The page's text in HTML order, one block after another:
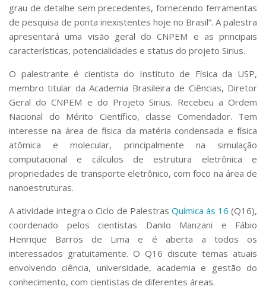
Jornal da USP
Agenda de Eventos
Defesa de Teses
grau de detalhe sem precedentes, fornecendo ferramentas
de pesquisa de ponta inexistentes hoje no Brasil”. A palestra
apresentará uma visão geral do CNPEM e as principais
características, potencialidades e status do projeto Sirius.
O palestrante é cientista do Instituto de Física da USP,
membro titular da Academia Brasileira de Ciências, Diretor
Geral do CNPEM e do Projeto Sirius. Recebeu a Ordem
Nacional do Mérito Científico, classe Comendador. Tem
interesse na área de física da matéria condensada e física
atômica e molecular, principalmente na simulação
computacional e cálculos de estrutura eletrônica e
propriedades de transporte eletrônico, com foco na área de
nanoestruturas.
A atividade integra o Ciclo de Palestras Química às 16 (Q16),
coordenado pelos cientistas Danilo Manzani e Fábio
Henrique Barros de Lima e é aberta a todos os
interessados gratuitamente. O Q16 discute temas atuais
envolvendo ciência, universidade, academia e gestão do
conhecimento, com cientistas de diferentes áreas.